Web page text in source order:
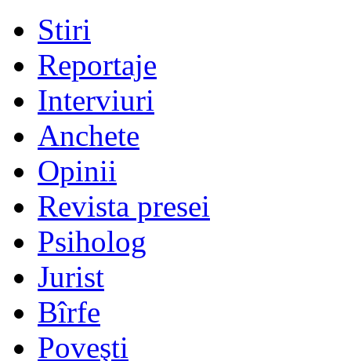
Stiri
Reportaje
Interviuri
Anchete
Opinii
Revista presei
Psiholog
Jurist
Bîrfe
Poveşti